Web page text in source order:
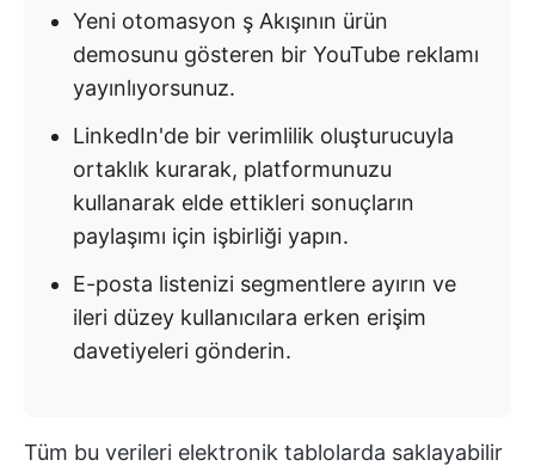
Yeni otomasyon ş Akışının ürün
demosunu gösteren bir YouTube reklamı
yayınlıyorsunuz.
LinkedIn'de bir verimlilik oluşturucuyla
ortaklık kurarak, platformunuzu
kullanarak elde ettikleri sonuçların
paylaşımı için işbirliği yapın.
E-posta listenizi segmentlere ayırın ve
ileri düzey kullanıcılara erken erişim
davetiyeleri gönderin.
Tüm bu verileri elektronik tablolarda saklayabilir